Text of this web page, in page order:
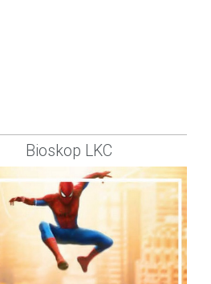
Bioskop LKC